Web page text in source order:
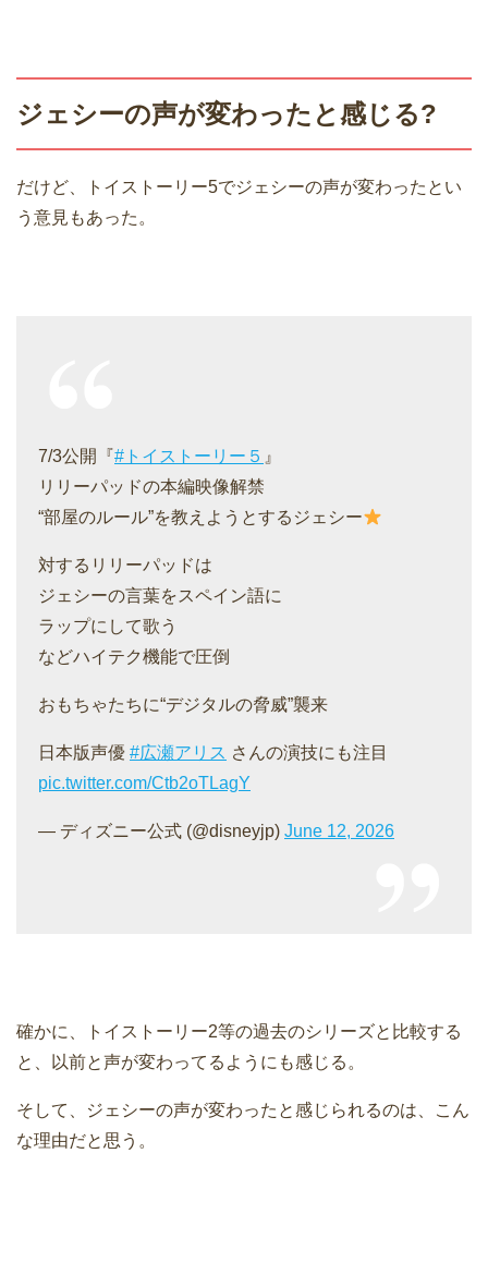
ジェシーの声が変わったと感じる?
だけど、トイストーリー5でジェシーの声が変わったとい
う意見もあった。
7/3公開『#トイストーリー５ 』
リリーパッドの本編映像解禁
“部屋のルール”を教えようとするジェシー
対するリリーパッドは
ジェシーの言葉をスペイン語に
ラップにして歌う
などハイテク機能で圧倒
おもちゃたちに“デジタルの脅威”襲来
日本版声優 #広瀬アリス さんの演技にも注目
pic.twitter.com/Ctb2oTLagY
— ディズニー公式 (@disneyjp) June 12, 2026
確かに、トイストーリー2等の過去のシリーズと比較する
と、以前と声が変わってるようにも感じる。
そして、ジェシーの声が変わったと感じられるのは、こん
な理由だと思う。